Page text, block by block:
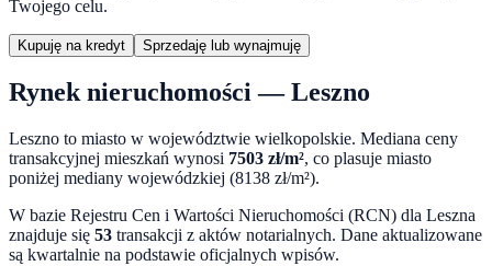
Twojego celu.
Kupuję na kredyt Sprzedaję lub wynajmuję
Rynek nieruchomości —Leszno
Leszno to miasto w województwie wielkopolskie. Mediana ceny
transakcyjnej mieszkań wynosi 7503 zł/m², co plasuje miasto
poniżej mediany wojewódzkiej (8138 zł/m²).
W bazie Rejestru Cen i Wartości Nieruchomości (RCN) dla Leszna
znajduje się 53 transakcji z aktów notarialnych. Dane aktualizowane
są kwartalnie na podstawie oficjalnych wpisów.